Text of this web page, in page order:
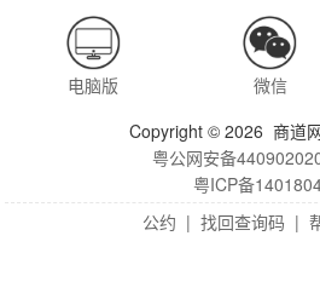
电脑版 微信
Copyright © 2026 商道
粤公网安备
粤ICP备
公约 | 找回查询码 |